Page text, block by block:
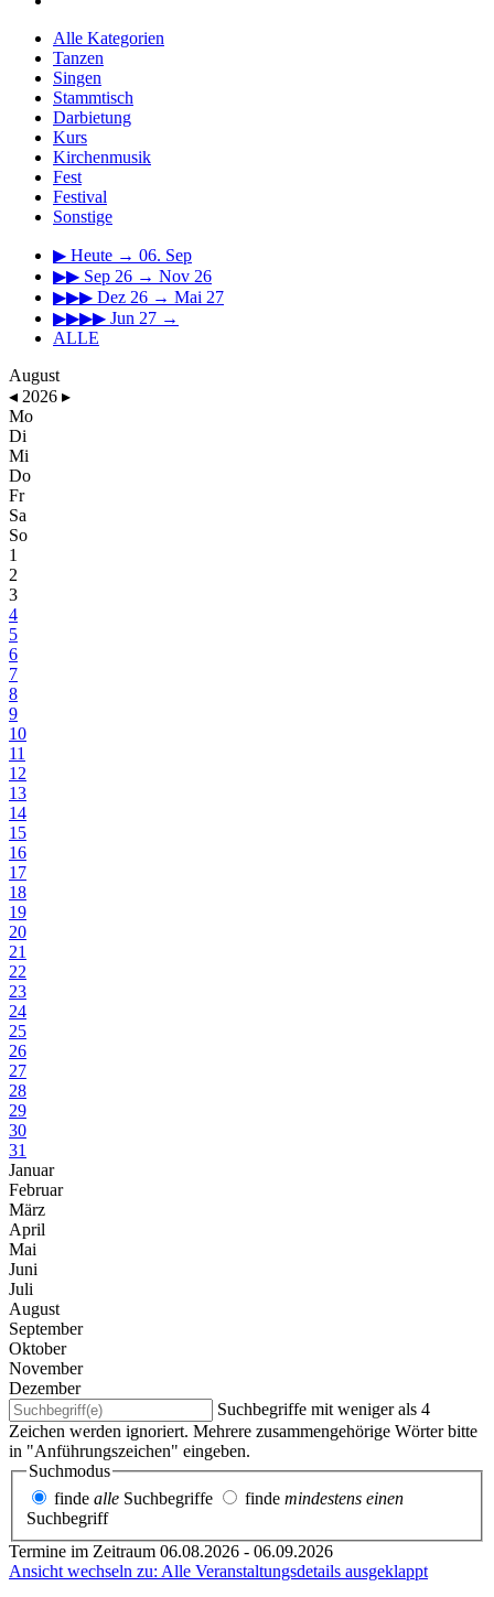
Alle Kategorien
Tanzen
Singen
Stammtisch
Darbietung
Kurs
Kirchenmusik
Fest
Festival
Sonstige
▶ Heute → 06. Sep
▶▶ Sep 26 → Nov 26
▶▶▶ Dez 26 → Mai 27
▶▶▶▶ Jun 27 →
ALLE
August
◂ 2026 ▸
Mo
Di
Mi
Do
Fr
Sa
So
1
2
3
4
5
6
7
8
9
10
11
12
13
14
15
16
17
18
19
20
21
22
23
24
25
26
27
28
29
30
31
Januar
Februar
März
April
Mai
Juni
Juli
August
September
Oktober
November
Dezember
Suchbegriffe mit weniger als 4
Zeichen werden ignoriert. Mehrere zusammengehörige Wörter bitte
in "Anführungszeichen" eingeben.
Suchmodus
finde alle Suchbegriffe finde mindestens einen
Suchbegriff
Termine im Zeitraum 06.08.2026 - 06.09.2026
Ansicht wechseln zu: Alle Veranstaltungsdetails ausgeklappt